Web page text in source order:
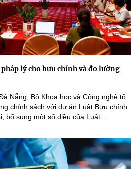
lý cho bưu chính và đo lường
Nẵng, Bộ Khoa học và Công nghệ tổ
chính sách với dự án Luật Bưu chính
bổ sung một số điều của Luật...